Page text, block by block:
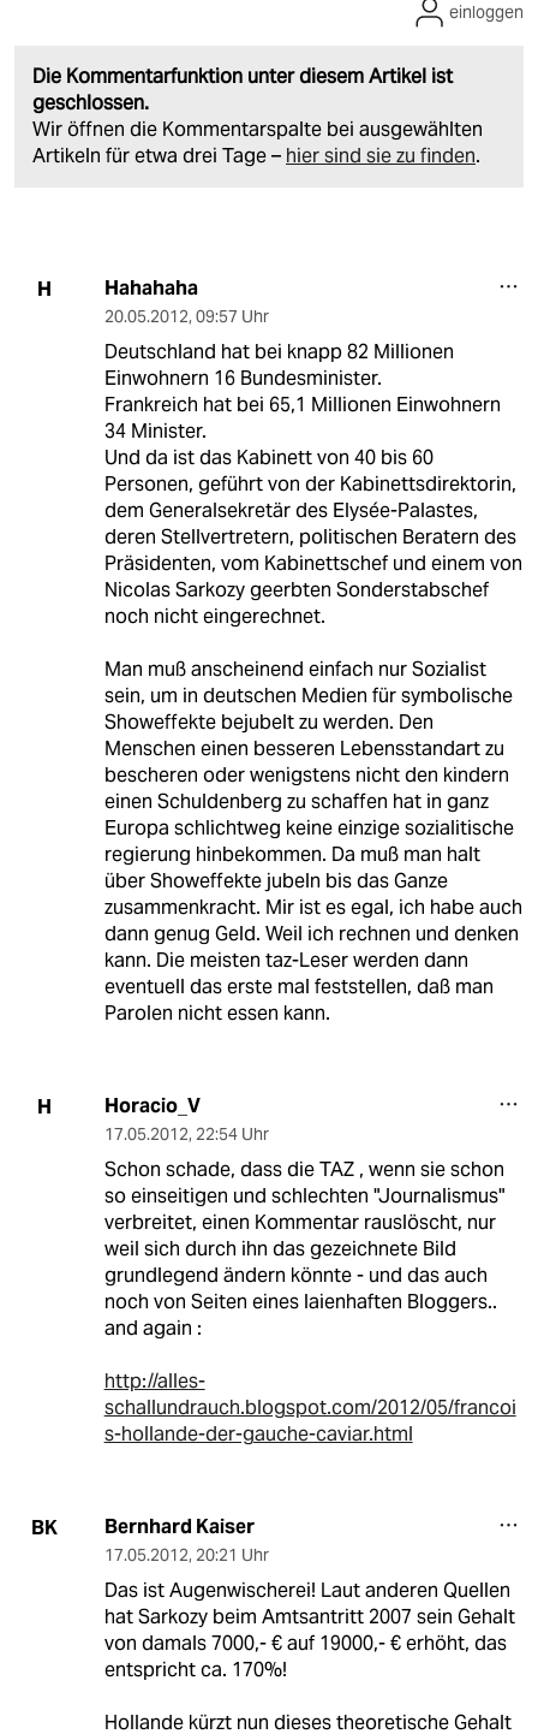
Die Kommentarfunktion unter diesem Artikel ist
geschlossen.
Wir öffnen die Kommentarspalte bei ausgewählten
Artikeln für etwa drei Tage – hier sind sie zu finden.
einloggen
H Hahahaha
20.05.2012, 09:57 Uhr
Deutschland hat bei knapp 82 Millionen
Einwohnern 16 Bundesminister.
Frankreich hat bei 65,1 Millionen Einwohnern
34 Minister.
Und da ist das Kabinett von 40 bis 60
Personen, geführt von der Kabinettsdirektorin,
dem Generalsekretär des Elysée-Palastes,
deren Stellvertretern, politischen Beratern des
Präsidenten, vom Kabinettschef und einem von
Nicolas Sarkozy geerbten Sonderstabschef
noch nicht eingerechnet.
Man muß anscheinend einfach nur Sozialist
sein, um in deutschen Medien für symbolische
Showeffekte bejubelt zu werden. Den
Menschen einen besseren Lebensstandart zu
bescheren oder wenigstens nicht den kindern
einen Schuldenberg zu schaffen hat in ganz
Europa schlichtweg keine einzige sozialitische
regierung hinbekommen. Da muß man halt
über Showeffekte jubeln bis das Ganze
zusammenkracht. Mir ist es egal, ich habe auch
dann genug Geld. Weil ich rechnen und denken
kann. Die meisten taz-Leser werden dann
eventuell das erste mal feststellen, daß man
Parolen nicht essen kann.
H Horacio_V
17.05.2012, 22:54 Uhr
Schon schade, dass die TAZ , wenn sie schon
so einseitigen und schlechten "Journalismus"
verbreitet, einen Kommentar rauslöscht, nur
weil sich durch ihn das gezeichnete Bild
grundlegend ändern könnte - und das auch
noch von Seiten eines laienhaften Bloggers..
and again :
http://alles-
schallundrauch.blogspot.com/2012/05/francoi
s-hollande-der-gauche-caviar.html
BK Bernhard Kaiser
17.05.2012, 20:21 Uhr
Das ist Augenwischerei! Laut anderen Quellen
hat Sarkozy beim Amtsantritt 2007 sein Gehalt
von damals 7000,- € auf 19000,- € erhöht, das
entspricht ca. 170%!
Hollande kürzt nun dieses theoretische Gehalt